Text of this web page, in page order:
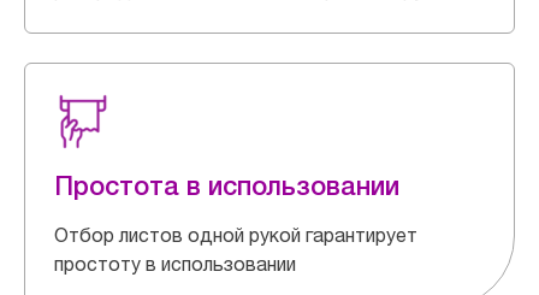
Простота в использовании
Отбор листов одной рукой гарантирует
простоту в использовании